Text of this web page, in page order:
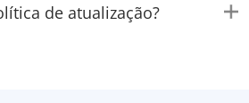
de atualização?